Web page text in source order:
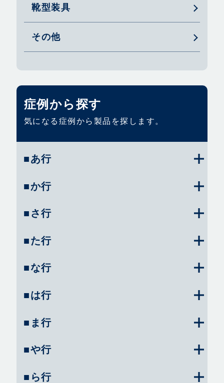
靴型装具
その他
症例から探す
気になる症例から製品を探します。
■あ行
■か行
■さ行
■た行
■な行
■は行
■ま行
■や行
■ら行